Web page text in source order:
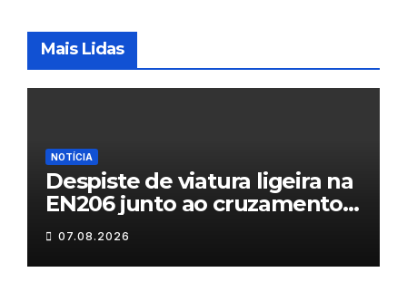
Mais Lidas
NOTÍCIA
Despiste de viatura ligeira na
EN206 junto ao cruzamento
Fornos do Pinhal
07.08.2026